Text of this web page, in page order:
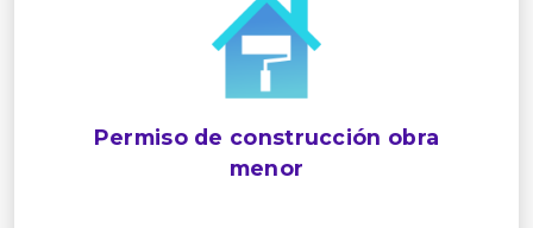
Permiso de construcción obra
menor